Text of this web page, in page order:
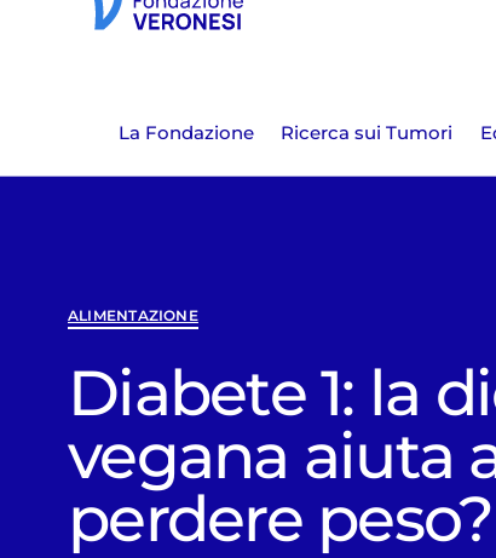
La Fondazione Ricerca sui Tumori
ALIMENTAZIONE
Diabete 1: la
vegana aiuta
perdere peso?